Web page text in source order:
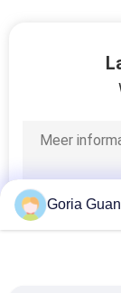
Goria Guan